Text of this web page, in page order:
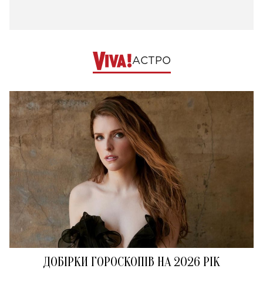
АСТРО
ДОБІРКИ ГОРОСКОПІВ НА 2026 РІК